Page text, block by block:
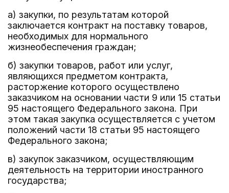
а) закупки, по результатам которой
заключается контракт на поставку товаров,
необходимых для нормального
жизнеобеспечения граждан;
б) закупки товаров, работ или услуг,
являющихся предметом контракта,
расторжение которого осуществлено
заказчиком на основании части 9 или 15 статьи
95 настоящего Федерального закона. При
этом такая закупка осуществляется с учетом
положений части 18 статьи 95 настоящего
Федерального закона;
в) закупок заказчиком, осуществляющим
деятельность на территории иностранного
государства;